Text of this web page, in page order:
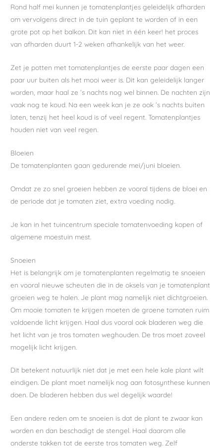
Rond half mei kunnen je tomatenplantjes geleidelijk afharden
om vervolgens direct in de tuin geplant te worden of in een
grote pot op het balkon. Dit kan niet in één keer! het proces
van afharden duurt 1-2 weken afhankelijk van het weer.
Zet je potten met tomatenplantjes de eerste paar dagen een
paar uur buiten als het mooi weer is. Dit kan geleidelijk langer
worden, maar haal ze ’s nachts nog wel binnen. De nachten zijn
vaak nog te koud. Na een week kan je ze ook ’s nachts buiten
laten, tenzij het heel koud is of veel regent. Tomatenplantjes
houden niet van veel regen.
Bloeien
De tomatenplanten gaan gedurende mei/juni bloeien.
Omdat ze zo snel groeien hebben ze vooral tijdens de bloei en
de periode dat je tomaten ziet, extra voeding nodig.
Je kan in het tuincentrum speciale tomatenvoeding kopen of
algemene moestuin mest.
Snoeien
Het is belangrijk om je tomatenplanten regelmatig te snoeien
en vooral nieuwe scheuten die in de oksels van je tomatenplant
groeien weg te halen. Je plant mag namelijk niet dichtgroeien.
Om mooie tomaten te krijgen moeten de groene tomaten ruim
voldoende licht krijgen. Haal dus vooral ook bladeren weg die
het licht van je tros tomaten weghouden. De tros moet zoveel
mogelijk licht krijgen.
Dit betekent natuurlijk niet dat je met een hele kale plant wilt
eindigen. De plant moet namelijk nog aan fotosynthese kunnen
doen. De bladeren hebben dus wel degelijk waarde!
Een andere reden om te snoeien is dat de plant te zwaar kan
worden en dan beschadigt de stengel. Haal daarom alle
onderste takken tot de eerste tros tomaten weg. Zelf